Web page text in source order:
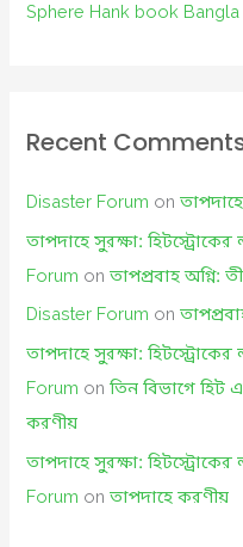
Sphere Hank book Bangla
Recent
Disaster Forum on
তাপদাহে সুরক্ষা:
Forum onতাপপ্রবাহ অগ্নি:
Disaster Forum on
তাপদাহে সুরক্ষা:
Forum onতিন বিভাগে হিট
করণীয়
তাপদাহে সুরক্ষা:
Forum onতাপদাহে করণীয়